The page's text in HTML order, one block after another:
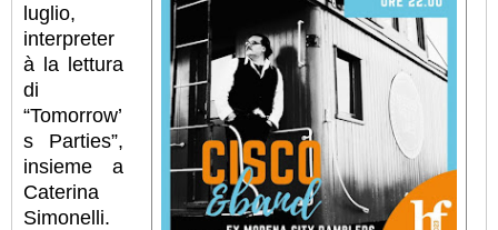
luglio,
interpreter
à la lettura
di
“Tomorrow’
s Parties”,
insieme a
Caterina
Simonelli.